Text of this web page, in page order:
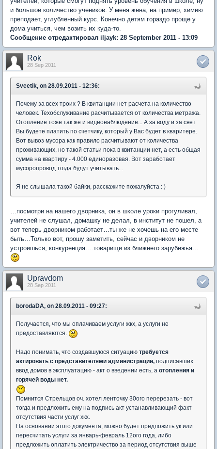
и большое количество учеников. У меня жена, на пример, химию
преподает, углубленный курс. Конечно детям гораздо проще у
дома учиться, чем возить их куда-то.
Сообщение отредактировал iljayk: 28 September 2011 - 13:09
Rok
28 Sep 2011
Sveetik, on 28.09.2011 - 12:36:
Почему за всех троих ? В квитанции нет расчета на количество
человек. Техобслуживание расчитывается от количества метража.
Отопление тоже так же и видеонаблюдение... А за воду и за свет
Вы будете платить по счетчику, который у Вас будет в кваритере.
Вот вывоз мусора как правило расчитывают от количества
проживающих, но такой статьи пока в квитанции нет, а есть общая
сумма на квартиру - 4.000 единоразовая. Вот заработает
мусоропровод тогда будут учитывать...
Я не слышала такой байки, расскажите пожалуйста : )
…посмотри на нашего дворника, он в школе уроки прогуливал,
учителей не слушал, домашку не делал, в институт не пошел, а
вот теперь дворником работает…ты же не хочешь на его месте
быть…Только вот, прошу заметить, сейчас и дворником не
устроишься, конкуренция….товарищи из ближнего зарубежья…
Upravdom
28 Sep 2011
borodaDA, on 28.09.2011 - 09:27:
Получается, что мы оплачиваем услуги жкх, а услуги не
предоставляются.
Надо понимать, что создавшуюся ситуацию требуется
актировать с представителями администрации, подписавших
ввод домов в эксплуатацию - акт о введении есть, а отопления и
горячей воды нет.
Помнится Стрельцов оч. хотел ленточку 30ого перерезать - вот
тогда и предложить ему на подпись акт устанавливающий факт
отсутствия части услуг хкх.
На основании этого документа, можно будет предложить ук или
пересчитать услуги за январь-февраль 12ого года, либо
предложить оплатить электричество за период отсутствия выше